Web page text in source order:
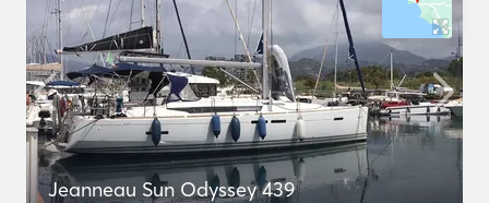
Jeanneau Sun Odyssey 439